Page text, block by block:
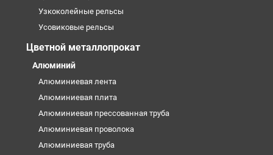
Узкоколейные рельсы
Усовиковые рельсы
Цветной металлопрокат
Алюминий
Алюминиевая лента
Алюминиевая плита
Алюминиевая прессованная труба
Алюминиевая проволока
Алюминиевая труба